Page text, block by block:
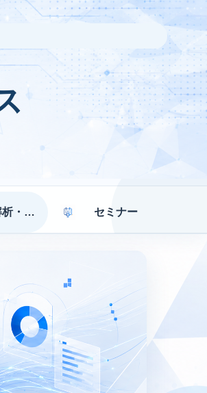
アクセス解析・効果測定 セミナー